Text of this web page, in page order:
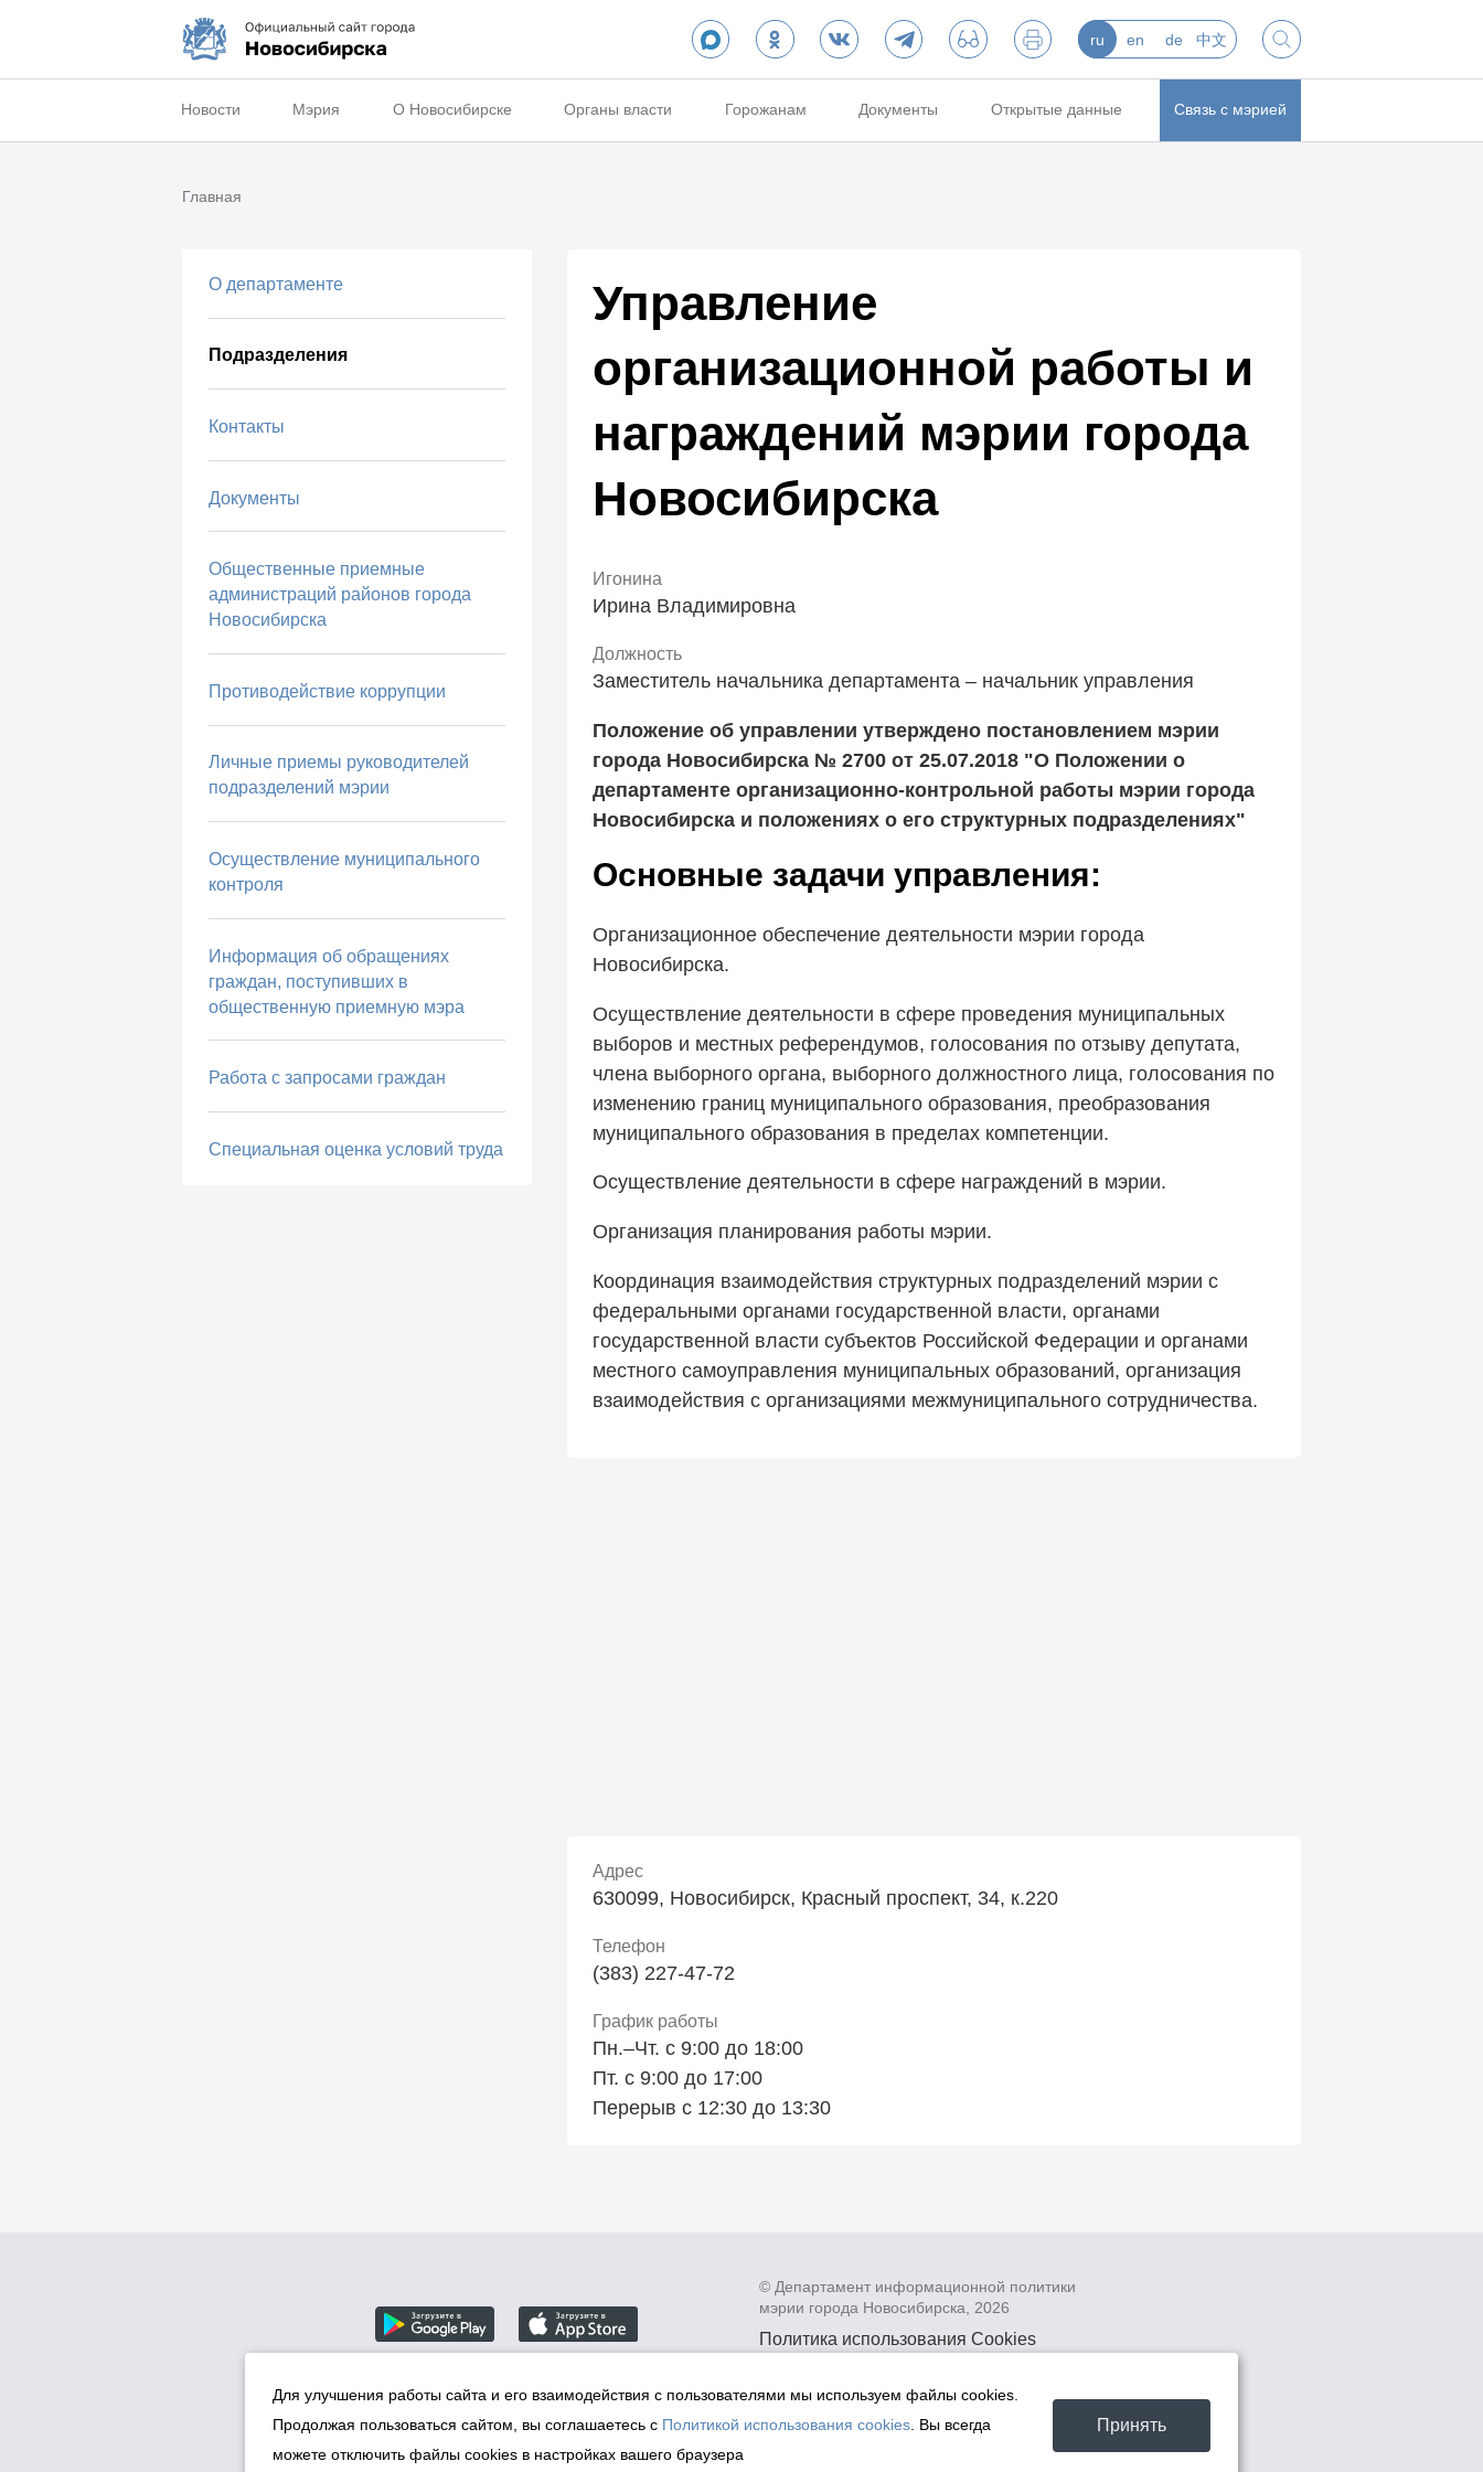
ru en de 中文
Новости Мэрия О Новосибирске Органы власти Горожанам Документы Открытые данные Связь с мэрией
Главная
О департаменте
Подразделения
Контакты
Документы
Общественные приемные
администраций районов города
Новосибирска
Противодействие коррупции
Личные приемы руководителей
подразделений мэрии
Осуществление муниципального
контроля
Информация об обращениях
граждан, поступивших в
общественную приемную мэра
Работа с запросами граждан
Специальная оценка условий труда
Управление
организационной работы и
награждений мэрии города
Новосибирска
Игонина
Ирина Владимировна
Должность
Заместитель начальника департамента – начальник управления
Положение об управлении утверждено постановлением мэрии
города Новосибирска № 2700 от 25.07.2018 "О Положении о
департаменте организационно-контрольной работы мэрии города
Новосибирска и положениях о его структурных подразделениях"
Основные задачи управления:
Организационное обеспечение деятельности мэрии города
Новосибирска.
Осуществление деятельности в сфере проведения муниципальных
выборов и местных референдумов, голосования по отзыву депутата,
члена выборного органа, выборного должностного лица, голосования по
изменению границ муниципального образования, преобразования
муниципального образования в пределах компетенции.
Осуществление деятельности в сфере награждений в мэрии.
Организация планирования работы мэрии.
Координация взаимодействия структурных подразделений мэрии с
федеральными органами государственной власти, органами
государственной власти субъектов Российской Федерации и органами
местного самоуправления муниципальных образований, организация
взаимодействия с организациями межмуниципального сотрудничества.
Адрес
630099, Новосибирск, Красный проспект, 34, к.220
Телефон
(383) 227-47-72
График работы
Пн.–Чт. с 9:00 до 18:00
Пт. с 9:00 до 17:00
Перерыв с 12:30 до 13:30
© Департамент информационной политики
мэрии города Новосибирска, 2026
Политика использования Cookies
данных в информационных системах
мэрии города Новосибирска
Техническая поддержка сайта -
Для улучшения работы сайта и его взаимодействия с пользователями мы используем файлы cookies.
Продолжая пользоваться сайтом, вы соглашаетесь с Политикой использования cookies . Вы всегда
можете отключить файлы cookies в настройках вашего браузера
Принять